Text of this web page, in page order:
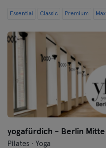
Essential Classic Premium Max
yogafürdich - Berlin Mitte
Pilates · Yoga
Göppingen
Halle
Hamburg
Hanau